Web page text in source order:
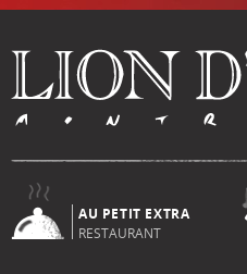
AU PETIT EXTRA
RESTAURANT